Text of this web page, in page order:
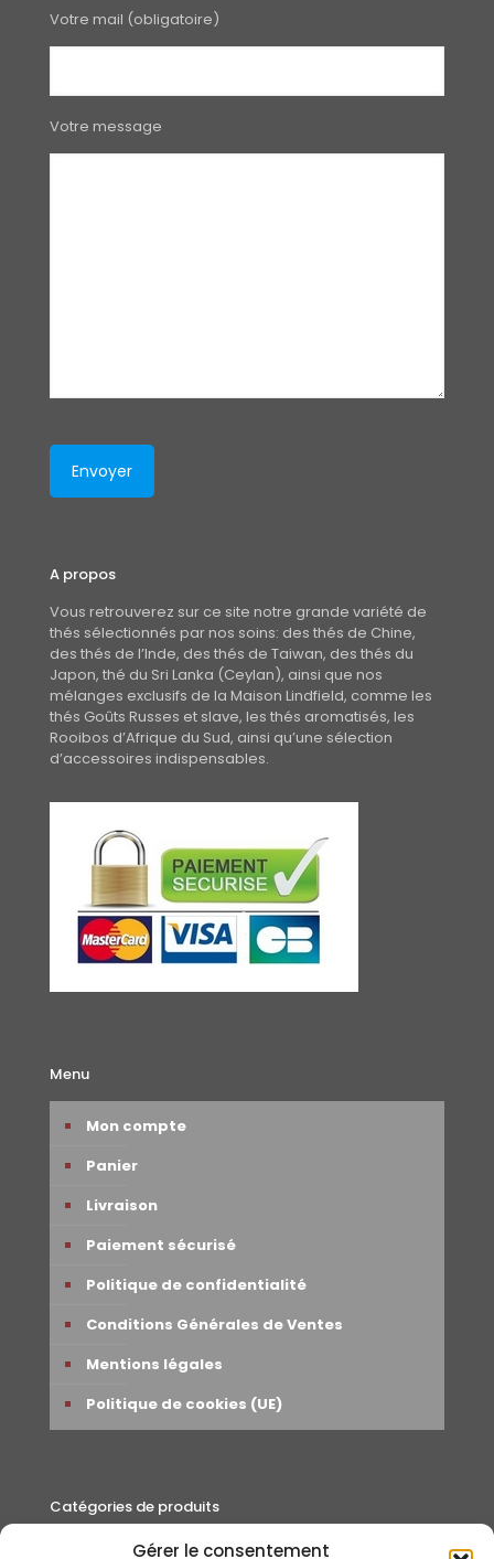
Gérer le consentement
Votre mail (obligatoire)
Votre message
A propos
Vous retrouverez sur ce site notre grande variété de
thés sélectionnés par nos soins: des thés de Chine,
des thés de l’Inde, des thés de Taiwan, des thés du
Japon, thé du Sri Lanka (Ceylan), ainsi que nos
mélanges exclusifs de la Maison Lindfield, comme les
thés Goûts Russes et slave, les thés aromatisés, les
Rooibos d’Afrique du Sud, ainsi qu’une sélection
d’accessoires indispensables.
Menu
Mon compte
Panier
Livraison
Paiement sécurisé
Politique de confidentialité
Conditions Générales de Ventes
Mentions légales
Politique de cookies (UE)
Catégories de produits